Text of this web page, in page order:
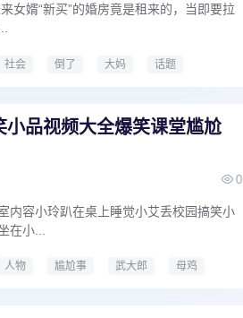
女婿“新买”的婚房竟是租来的，当即要拉
社会 倒了 大妈
话题
品视频大全爆笑课堂尴尬
0
内容小玲趴在桌上睡觉小艾丢校园搞笑小
在小...
人物 尴尬事 武大郎
母鸡